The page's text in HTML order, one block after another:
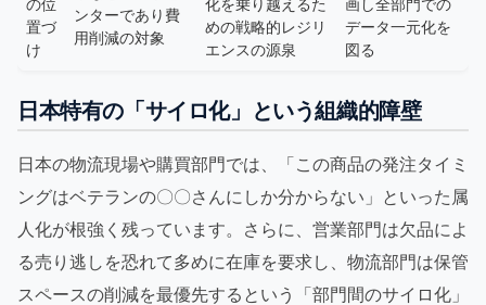
の位
置づ
け
ンターであり費
用削減の対象
化を乗り越えるた
めの戦略的レジリ
エンスの源泉
画し全部門での
データ一元化を
図る
日本特有の「サイロ化」という組織的障壁
日本の物流現場や購買部門では、「この商品の発注タイミ
ングはベテランの〇〇さんにしか分からない」といった属
人化が根強く残っています。さらに、営業部門は欠品によ
る売り逃しを恐れて多めに在庫を要求し、物流部門は保管
スペースの削減を最優先するという「部門間のサイロ化」